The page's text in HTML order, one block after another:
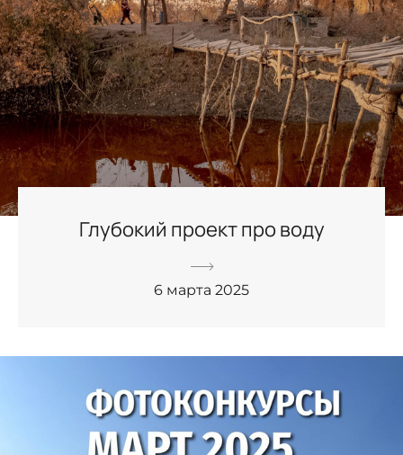
Глубокий проект про воду
6 марта 2025